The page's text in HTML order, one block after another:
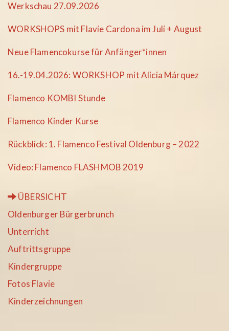
Werkschau 27.09.2026
WORKSHOPS mit Flavie Cardona im Juli + August
Neue Flamencokurse für Anfänger*innen
16.-19.04.2026: WORKSHOP mit Alicia Márquez
Flamenco KOMBI Stunde
Flamenco Kinder Kurse
Rückblick: 1. Flamenco Festival Oldenburg – 2022
Video: Flamenco FLASHMOB 2019
ÜBERSICHT
Oldenburger Bürgerbrunch
Unterricht
Auftrittsgruppe
Kindergruppe
Fotos Flavie
Kinderzeichnungen